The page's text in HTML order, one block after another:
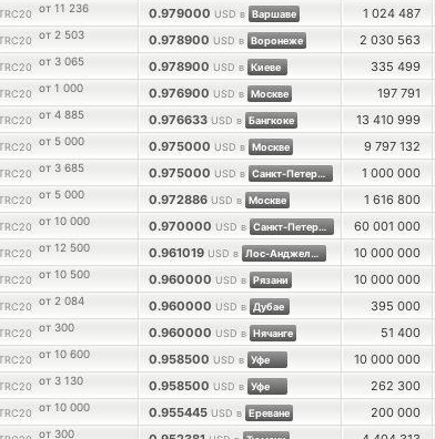
от 11 236 0.979000 USD в Варшаве 1 024 487
от 2 503 0.978900 USD в Воронеже 2 030 563
от 3 065 0.978900 USD в Киеве 335 499
от 1 000 0.976900 USD в Москве 197 791
от 4 885 0.976633 USD в Бангкоке 13 410 999
от 5 000 0.975000 USD в Москве 9 797 132
от 3 685 0.975000 USD в Санкт-Петербурге 1 000 000
от 5 000 0.972886 USD в Москве 1 616 800
от 10 000 0.970000 USD в Санкт-Петербурге 60 001 000
от 12 500 0.961019 USD в Лос-Анджелесе 10 000 000
от 10 500 0.960000 USD в Рязани 10 000 000
от 2 084 0.960000 USD в Дубае 395 000
от 300 0.960000 USD в Нячанге 51 400
от 10 600 0.958500 USD в Уфе 10 000 000
от 3 130 0.958500 USD в Уфе 262 300
от 10 000 0.955445 USD в Ереване 200 000
от 300